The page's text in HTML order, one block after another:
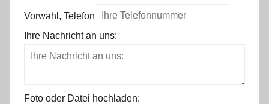
Vorwahl, Telefon
Ihre Nachricht an uns:
Foto oder Datei hochladen: